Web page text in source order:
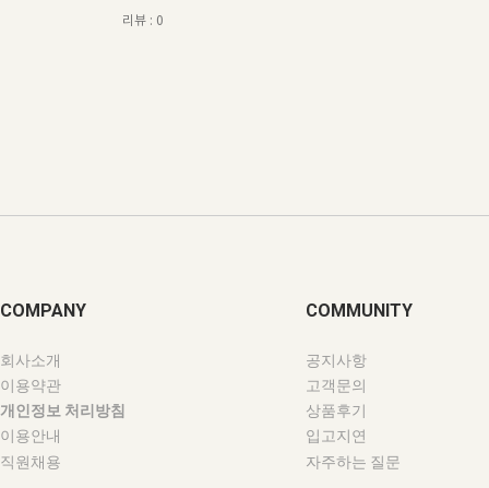
리뷰 : 0
COMPANY
회사소개
이용약관
개인정보 처리방침
이용안내
직원채용
COMMUNITY
공지사항
고객문의
상품후기
입고지연
자주하는 질문